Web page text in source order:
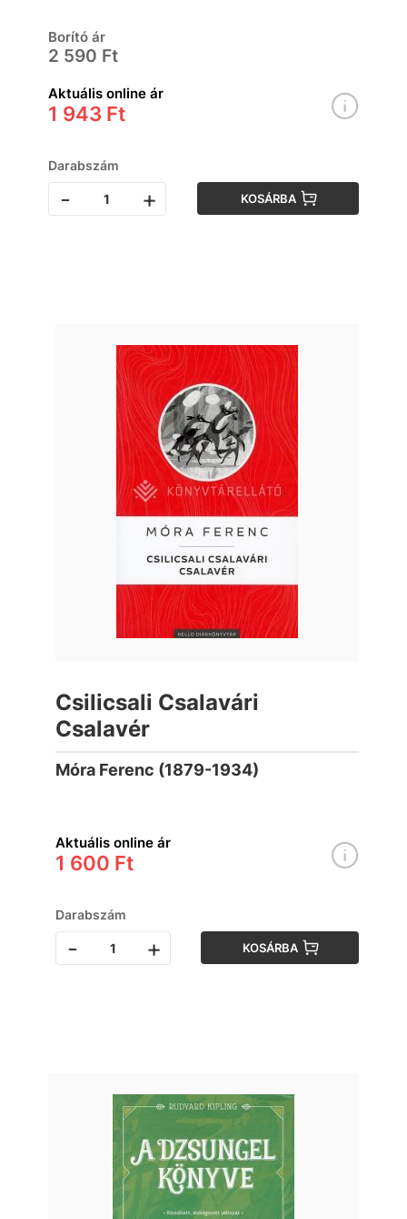
Borító ár
2 590 Ft
Aktuális online ár
1 943 Ft
Darabszám
- + KOSÁRBA
Csilicsali Csalavári
Csalavér
Móra Ferenc (1879-1934)
Aktuális online ár
1 600 Ft
Darabszám
- + KOSÁRBA